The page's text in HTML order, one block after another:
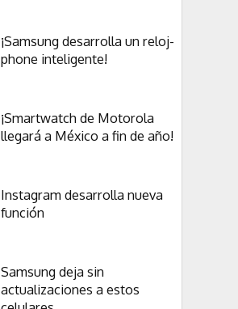
¡Samsung desarrolla un reloj-
phone inteligente!
¡Smartwatch de Motorola
llegará a México a fin de año!
Instagram desarrolla nueva
función
Samsung deja sin
actualizaciones a estos